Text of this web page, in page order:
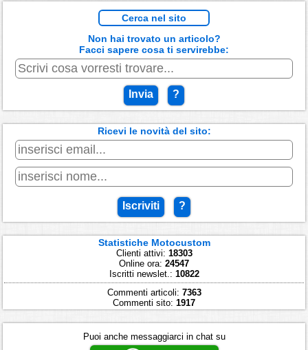
Cerca nel sito
Non hai trovato un articolo?
Facci sapere cosa ti servirebbe:
Invia ?
Ricevi le novità del sito:
Iscriviti ?
Statistiche Motocustom
Clienti attivi: 18303
Online ora: 24547
Iscritti newslet.: 10822
Commenti articoli: 7363
Commenti sito: 1917
Puoi anche messaggiarci in chat su